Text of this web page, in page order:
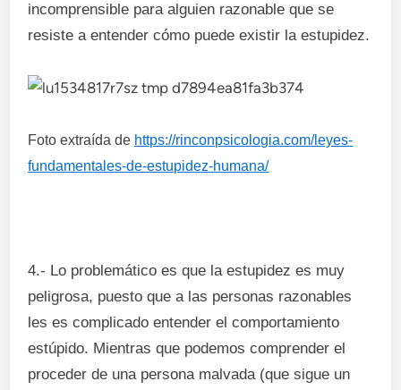
incomprensible para alguien razonable que se
resiste a entender cómo puede existir la estupidez.
Foto extraída de https://rinconpsicologia.com/leyes-
fundamentales-de-estupidez-humana/
4.- Lo problemático es que la estupidez es muy
peligrosa, puesto que a las personas razonables
les es complicado entender el comportamiento
estúpido. Mientras que podemos comprender el
proceder de una persona malvada (que sigue un